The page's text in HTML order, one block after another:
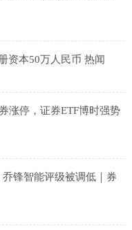
资本50万人民币 热闻
涨停，证券ETF博时强势
锋智能评级被调低｜券